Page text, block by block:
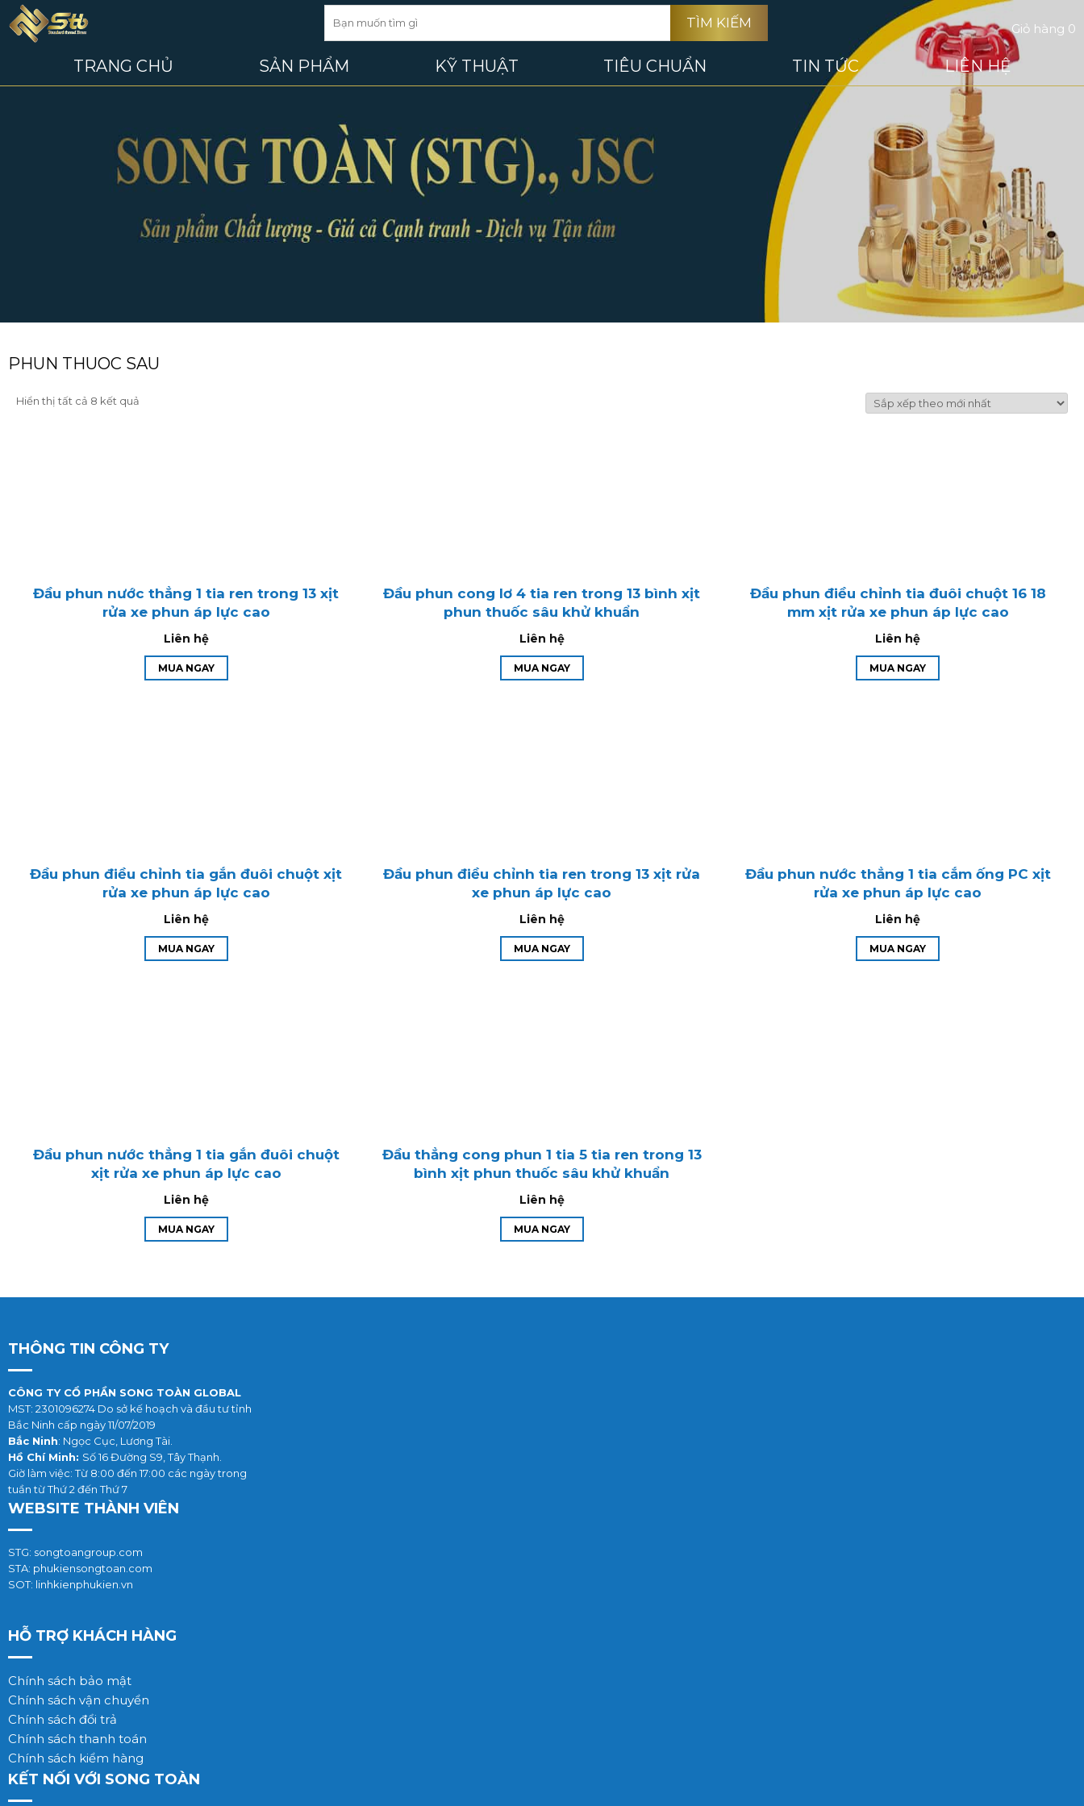
TÌM KIẾM Giỏ hàng 0
TRANG CHỦ SẢN PHẨM KỸ THUẬT TIÊU CHUẨN TIN TỨC LIÊN HỆ
PHUN THUOC SAU
Hiển thị tất cả 8 kết quả
Đầu phun nước thẳng 1 tia ren trong 13 xịt
rửa xe phun áp lực cao
Liên hệ
MUA NGAY
Đầu phun cong lơ 4 tia ren trong 13 bình xịt
phun thuốc sâu khử khuẩn
Liên hệ
MUA NGAY
Đầu phun điều chỉnh tia đuôi chuột 16 18
mm xịt rửa xe phun áp lực cao
Liên hệ
MUA NGAY
Đầu phun điều chỉnh tia gắn đuôi chuột xịt
rửa xe phun áp lực cao
Liên hệ
MUA NGAY
Đầu phun điều chỉnh tia ren trong 13 xịt rửa
xe phun áp lực cao
Liên hệ
MUA NGAY
Đầu phun nước thẳng 1 tia cắm ống PC xịt
rửa xe phun áp lực cao
Liên hệ
MUA NGAY
Đầu phun nước thẳng 1 tia gắn đuôi chuột
xịt rửa xe phun áp lực cao
Liên hệ
MUA NGAY
Đầu thẳng cong phun 1 tia 5 tia ren trong 13
bình xịt phun thuốc sâu khử khuẩn
Liên hệ
MUA NGAY
THÔNG TIN CÔNG TY
CÔNG TY CỔ PHẦN SONG TOÀN GLOBAL
MST: 2301096274 Do sở kế hoạch và đầu tư tỉnh
Bắc Ninh cấp ngày 11/07/2019
Bắc Ninh: Ngọc Cục, Lương Tài.
Hồ Chí Minh: Số 16 Đường S9, Tây Thạnh.
Giờ làm việc: Từ 8:00 đến 17:00 các ngày trong
tuần từ Thứ 2 đến Thứ 7
WEBSITE THÀNH VIÊN
STG: songtoangroup.com
STA: phukiensongtoan.com
SOT: linhkienphukien.vn
HỖ TRỢ KHÁCH HÀNG
Chính sách bảo mật
Chính sách vận chuyển
Chính sách đổi trả
Chính sách thanh toán
Chính sách kiểm hàng
KẾT NỐI VỚI SONG TOÀN